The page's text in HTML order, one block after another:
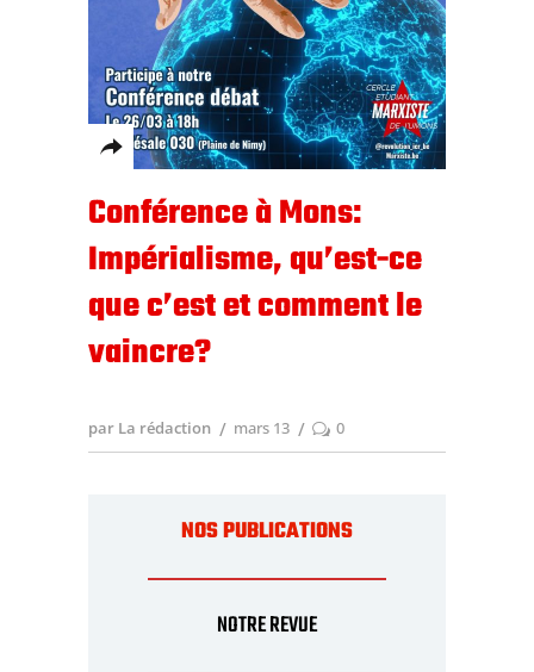
Conférence à Mons:
Impérialisme, qu’est-ce
que c’est et comment le
vaincre?
par La rédaction mars 13 0
NOS PUBLICATIONS
NOTRE REVUE